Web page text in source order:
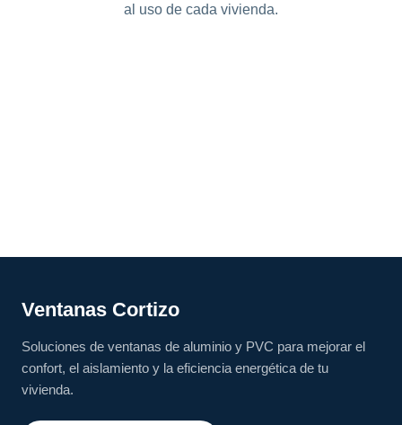
al uso de cada vivienda.
Ventanas Cortizo
Soluciones de ventanas de aluminio y PVC para mejorar el
confort, el aislamiento y la eficiencia energética de tu
vivienda.